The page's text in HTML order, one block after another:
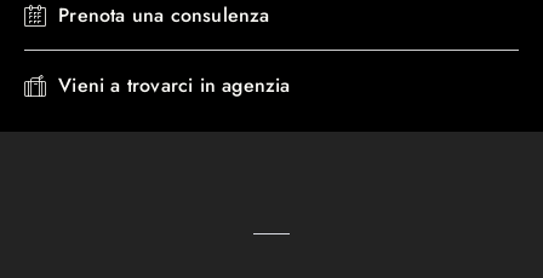
Prenota una consulenza
Vieni a trovarci in agenzia